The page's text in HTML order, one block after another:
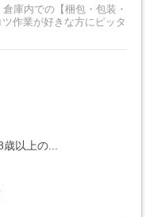
庫内での【梱包・包装・
作業が好きな方にピッタ
以上の...